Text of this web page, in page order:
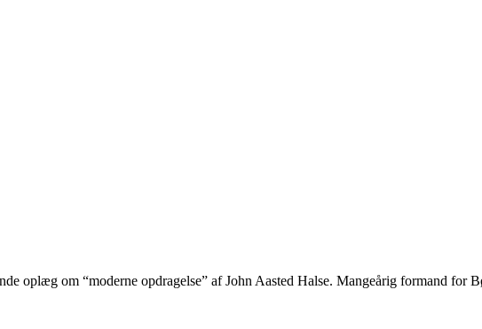
oplæg om “moderne opdragelse” af John Aasted Halse. Mangeårig formand for